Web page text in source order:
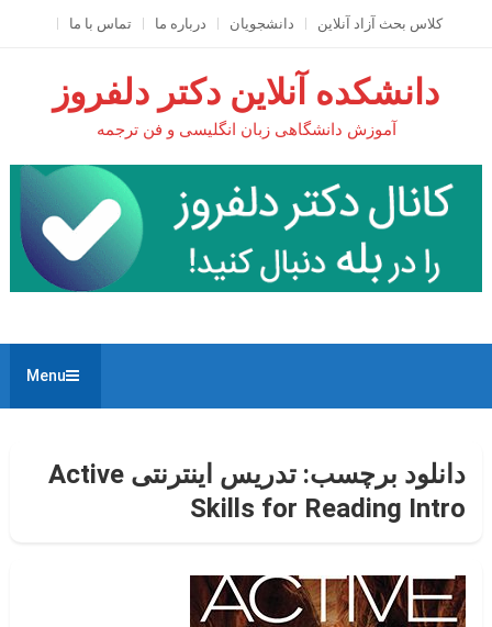
کلاس بحث آزاد آنلاين دانشجویان درباره ما تماس با ما
دانشکده آنلاین دکتر دلفروز
آموزش دانشگاهی زبان انگلیسی و فن ترجمه
Menu
دانلود برچسب:
تدریس اینترنتی Active
Skills for Reading Intro